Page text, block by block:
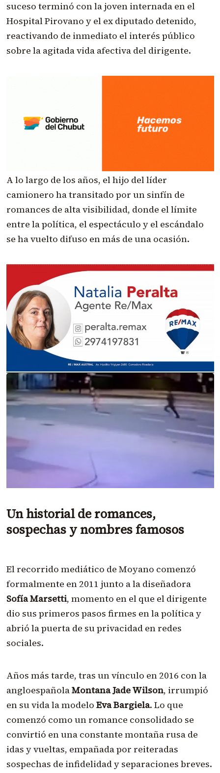
suceso terminó con la joven internada en el
Hospital Pirovano y el ex diputado detenido,
reactivando de inmediato el interés público
sobre la agitada vida afectiva del dirigente.
A lo largo de los años, el hijo del líder
camionero ha transitado por un sinfín de
romances de alta visibilidad, donde el límite
entre la política, el espectáculo y el escándalo
se ha vuelto difuso en más de una ocasión.
Un historial de romances,
sospechas y nombres famosos
El recorrido mediático de Moyano comenzó
formalmente en 2011 junto a la diseñadora
Sofía Marsetti, momento en el que el dirigente
dio sus primeros pasos firmes en la política y
abrió la puerta de su privacidad en redes
sociales.
Años más tarde, tras un vínculo en 2016 con la
angloespañolaMontana Jade Wilson, irrumpió
en su vida la modelo Eva Bargiela. Lo que
comenzó como un romance consolidado se
convirtió en una constante montaña rusa de
idas y vueltas, empañada por reiteradas
sospechas de infidelidad y separaciones breves.